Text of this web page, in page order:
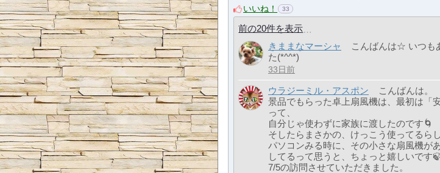
いいね！
33
前の20件を表示
きままなマーシャ
こんばんは☆ いつも
た(*^^*)
33日前
ウラジーミル・アスポン
こんばんは。
景品でもらった卓上扇風機は、最初は「
って、
自分じゃ使わずに家族に渡したのです🌀
そしたらまさかの、けっこう使ってるら
パソコンみる時に、その小さな扇風機が
してるって思うと、ちょっと嬉しいです
7/5の訪問させていただきました。